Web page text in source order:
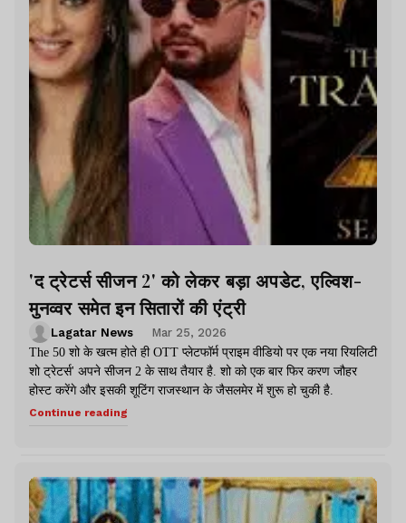
'द ट्रेटर्स सीजन 2' को लेकर बड़ा अपडेट, एल्विश-
मुनव्वर समेत इन सितारों की एंट्री
Lagatar News
Mar 25, 2026
The 50 शो के खत्म होते ही OTT प्‍लेटफॉर्म प्राइम वीडियो पर एक नया रियलिटी
शो ट्रेटर्स' अपने सीजन 2 के साथ तैयार है. शो को एक बार फिर करण जौहर
होस्ट करेंगे और इसकी शूटिंग राजस्थान के जैसलमेर में शुरू हो चुकी है.
Continue reading